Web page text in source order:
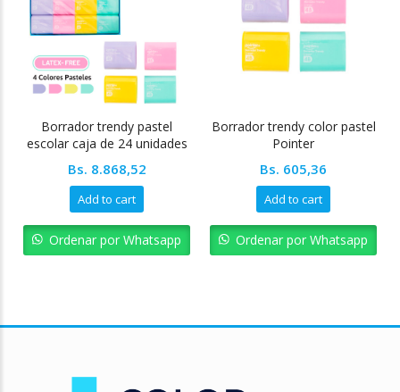
Borrador trendy pastel
escolar caja de 24 unidades
Bs. 8.868,52
Add to cart
Ordenar por Whatsapp
Borrador trendy color pastel
Pointer
Bs. 605,36
Add to cart
Ordenar por Whatsapp